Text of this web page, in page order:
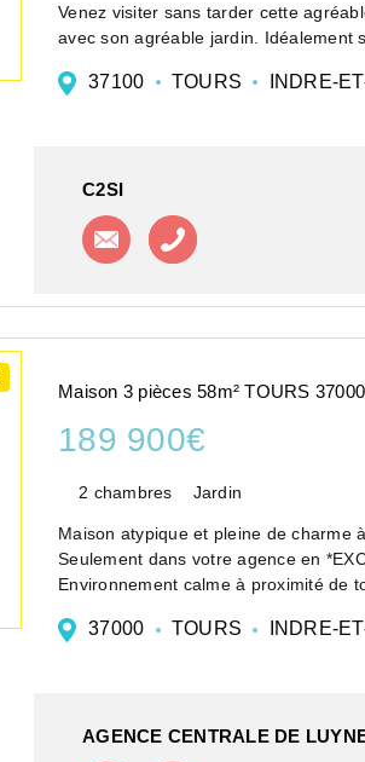
Venez visiter sans tarder cette
avec son agréable jardin. Idéalement
37100 TOURS INDRE-
C2SI
Contacter l'agence
Maison 3 pièces 58m² TOURS 37000
189 900€
2 chambres Jardin
Maison atypique et pleine de charme
Seulement dans votre agence en
Environnement calme à proximité de
37000 TOURS INDRE-
AGENCE CENTRALE DE